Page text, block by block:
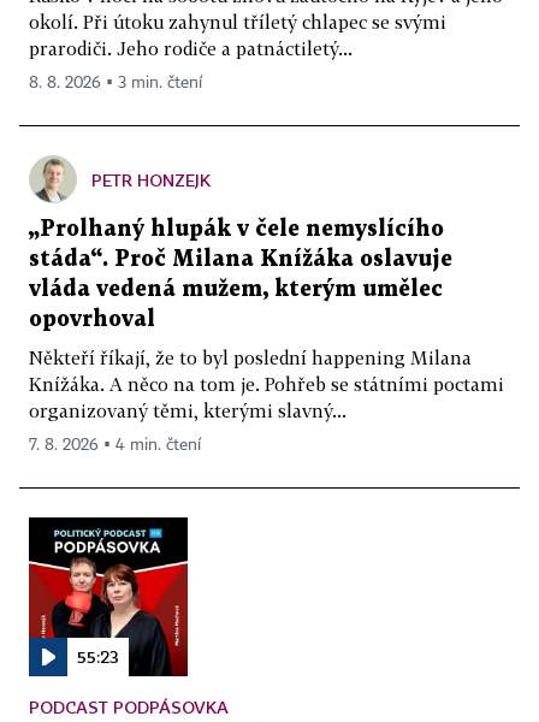
okolí. Při útoku zahynul tříletý chlapec se svými
prarodiči. Jeho rodiče a patnáctiletý...
8. 8. 2026 ▪ 3 min. čtení
PETR HONZEJK
„Prolhaný hlupák v čele nemyslícího
stáda“. Proč Milana Knížáka oslavuje
vláda vedená mužem, kterým umělec
opovrhoval
Někteří říkají, že to byl poslední happening Milana
Knížáka. A něco na tom je. Pohřeb se státními poctami
organizovaný těmi, kterými slavný...
7. 8. 2026 ▪ 4 min. čtení
55:23
PODCAST PODPÁSOVKA